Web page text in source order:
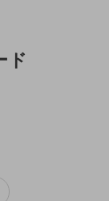
ド